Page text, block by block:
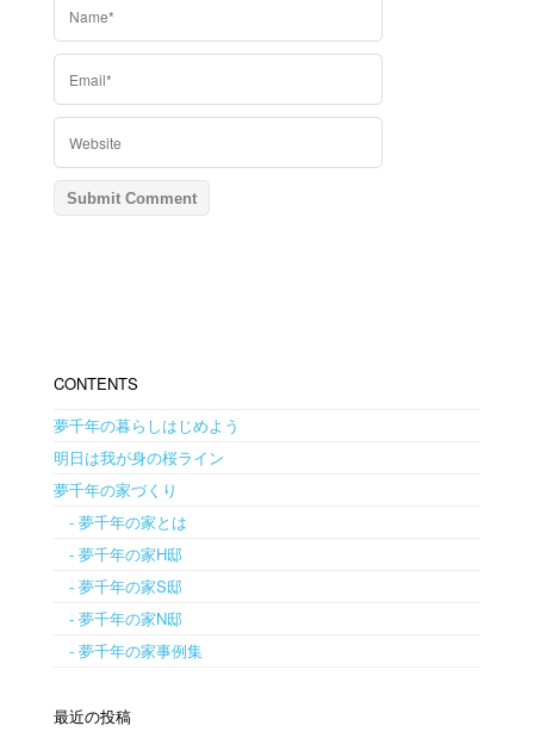
CONTENTS
夢千年の暮らしはじめよう
明日は我が身の桜ライン
夢千年の家づくり
- 夢千年の家とは
- 夢千年の家H邸
- 夢千年の家S邸
- 夢千年の家N邸
- 夢千年の家事例集
最近の投稿